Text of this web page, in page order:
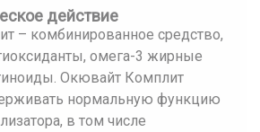
действие
– комбинированное средство,
омега-3 жирные
Окювайт Комплит
нормальную функцию
в том числе